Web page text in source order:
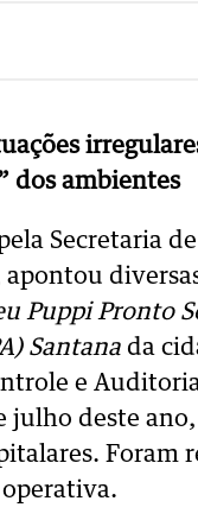
dos ambientes
Secretaria
apontou
Puppi Pronto
Santana da
e
julho deste
Foram